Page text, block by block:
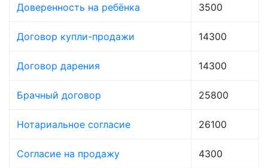
Доверенность на ребёнка 3500
Договор купли-продажи 14300
Договор дарения 14300
Брачный договор 25800
Нотариальное согласие 26100
Согласие на продажу 4300